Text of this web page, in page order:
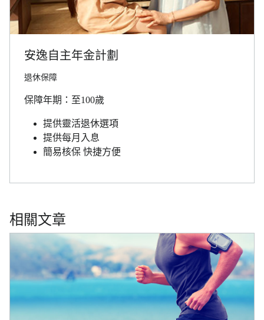
安逸自主年金計劃
退休保障
保障年期：至100歲
提供靈活退休選項
提供每月入息
簡易核保 快捷方便
相關文章